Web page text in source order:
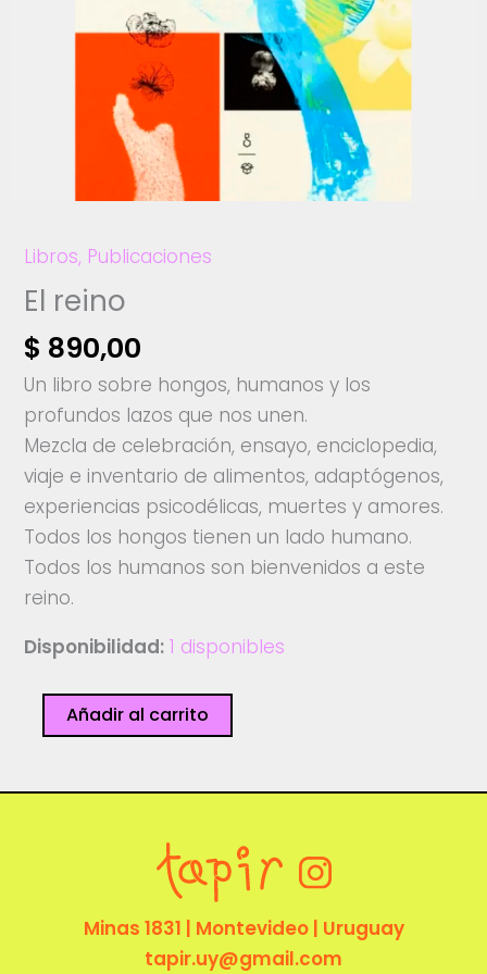
Libros, Publicaciones
El reino
$ 890,00
Un libro sobre hongos, humanos y los
profundos lazos que nos unen.
Mezcla de celebración, ensayo, enciclopedia,
viaje e inventario de alimentos, adaptógenos,
experiencias psicodélicas, muertes y amores.
Todos los hongos tienen un lado humano.
Todos los humanos son bienvenidos a este
reino.
Disponibilidad: 1 disponibles
reino
Añadir al carrito
Minas 1831 | Montevideo | Uruguay
tapir.uy@gmail.com